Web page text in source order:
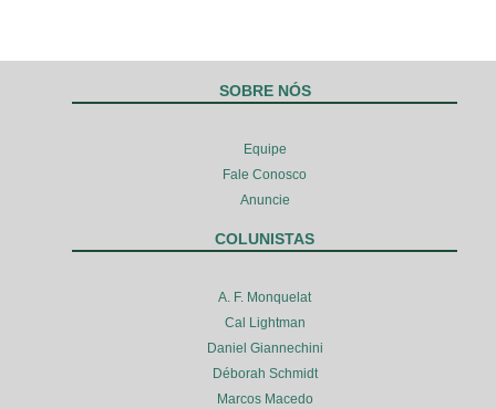
SOBRE NÓS
Equipe
Fale Conosco
Anuncie
COLUNISTAS
A. F. Monquelat
Cal Lightman
Daniel Giannechini
Déborah Schmidt
Marcos Macedo